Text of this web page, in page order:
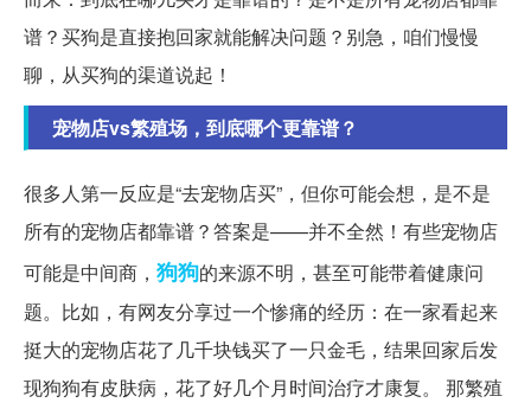
谱？买狗是直接抱回家就能解决问题？别急，咱们慢慢
聊，从买狗的渠道说起！
宠物店vs繁殖场，到底哪个更靠谱？
很多人第一反应是“去宠物店买”，但你可能会想，是不是
所有的宠物店都靠谱？答案是——并不全然！有些宠物店
可能是中间商， 狗狗的来源不明，甚至可能带着健康问
题。比如，有网友分享过一个惨痛的经历：在一家看起来
挺大的宠物店花了几千块钱买了一只金毛，结果回家后发
现狗狗有皮肤病，花了好几个月时间治疗才康复。 那繁殖